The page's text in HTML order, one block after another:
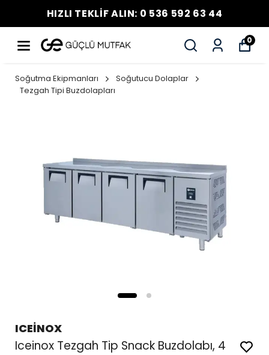
HIZLI TEKLİF ALIN: 0 536 592 63 44
0
Soğutma Ekipmanları
Soğutucu Dolaplar
Tezgah Tipi Buzdolapları
ICEİNOX
Iceinox Tezgah Tip Snack Buzdolabı, 4